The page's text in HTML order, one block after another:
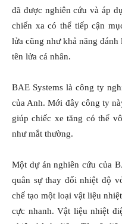
đã được nghiên cứu và áp
chiến xa có thể tiếp cận
lửa cũng như khả năng
tên lửa cá nhân.
BAE Systems là công ty
của Anh. Mới đây công ty
giúp chiếc xe tăng có thể
như mắt thường.
Một dự án nghiên cứu của
quân sự thay đổi nhiệt độ
chế tạo một loại vật liệu
cực nhanh. Vật liệu nhiệt